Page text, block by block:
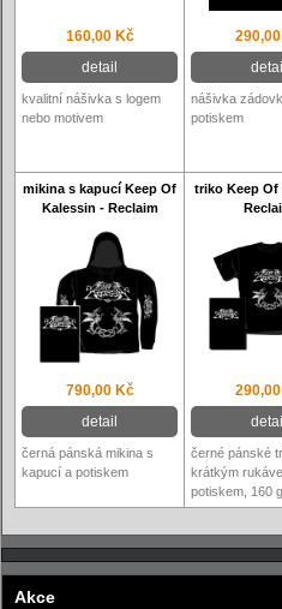
160,00 Kč
detail
detail
kvalitní nášivka s logem
nebo motivem
nášivka
potiskem
mikina s kapucí Keep Of
Kalessin - Reclaim
triko Keep Of
790,00 Kč
detail
detail
černá pánská mikina s
kapucí a potiskem
černé pánské
krátkým
potiskem, 160
Akce